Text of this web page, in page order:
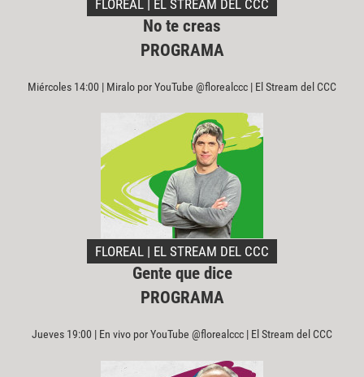
FLOREAL | EL STREAM DEL CCC
No te creas
PROGRAMA
Miércoles 14:00 | Miralo por YouTube @florealccc | El Stream del CCC
FLOREAL | EL STREAM DEL CCC
Gente que dice
PROGRAMA
Jueves 19:00 | En vivo por YouTube @florealccc | El Stream del CCC